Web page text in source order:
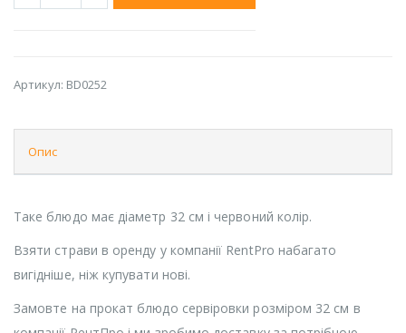
Артикул: BD0252
Опис
Таке блюдо має діаметр 32 см і червоний колір.
Взяти страви в оренду у компанії RentPro набагато
вигідніше, ніж купувати нові.
Замовте на прокат блюдо сервіровки розміром 32 см в